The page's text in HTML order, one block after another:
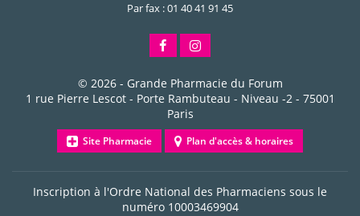
Par fax : 01 40 41 91 45
© 2026 - Grande Pharmacie du Forum
1 rue Pierre Lescot - Porte Rambuteau - Niveau -2- 75001
Paris
Site Pharmacie Plan d'accès & horaires
Inscription à l'Ordre National des Pharmaciens sous le
numéro 10003469904